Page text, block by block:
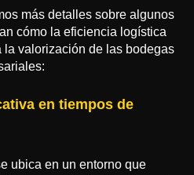
más detalles sobre algunos
cómo la eficiencia logística
la valorización de las bodegas
en tiempos de
ubica en un entorno que